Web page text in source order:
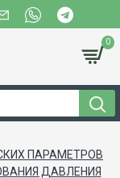
0
ПАРАМЕТРОВ
ДАВЛЕНИЯ